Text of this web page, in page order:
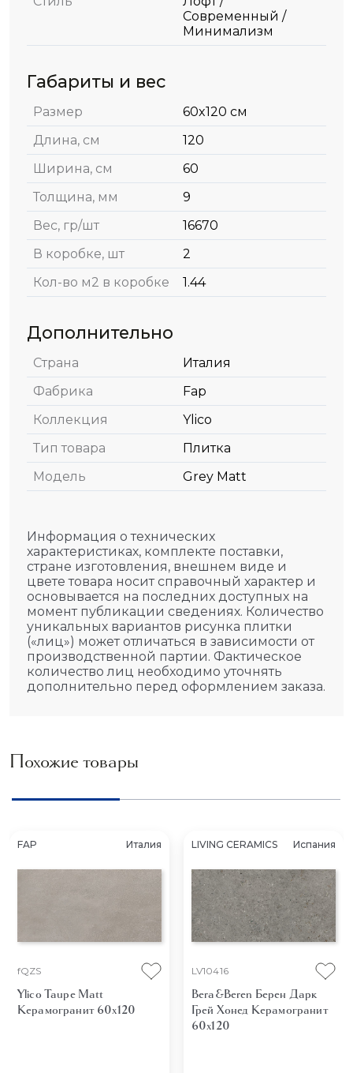
Современный /
Минимализм
Габариты и вес
Размер
60x120 см
Длина, см
120
Ширина, см
60
Толщина, мм
9
Вес, гр/шт
16670
В коробке, шт
2
Кол-во м2 в коробке
1.44
Дополнительно
Страна
Италия
Фабрика
Fap
Коллекция
Ylico
Тип товара
Плитка
Модель
Grey Matt
Информация о технических
характеристиках, комплекте поставки,
стране изготовления, внешнем виде и
цвете товара носит справочный характер и
основывается на последних доступных на
момент публикации сведениях. Количество
уникальных вариантов рисунка плитки
(«лиц») может отличаться в зависимости от
производственной партии. Фактическое
количество лиц необходимо уточнять
дополнительно перед оформлением заказа.
Похожие товары
FAP Италия
fQZS
Ylico Taupe Matt
Керамогранит 60x120
LIVING CERAMICS Испания
LV10416
Bera&Beren Берен Дарк
Грей Хонед Керамогранит
60x120